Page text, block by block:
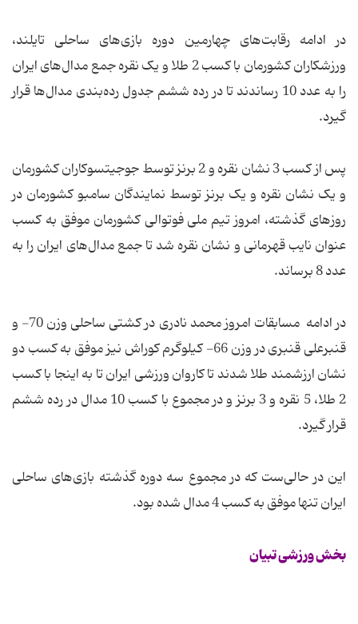
در ادامه رقابت‌های چهارمین دوره بازی‌های ساحلی تایلند،
ورزشکاران کشورمان با کسب 2 طلا و یک نقره جمع مدال‌های ایران
را به عدد 10 رساندند تا در رده ششم جدول رده‌بندی مدال‌ها قرار
گیرد.
پس از کسب 3 نشان نقره و 2 برنز توسط جوجیتسوکاران کشورمان
و یک نشان نقره و یک برنز توسط نمایندگان سامبو کشورمان در
روزهای گذشته، امروز تیم ملی فوتوالی کشورمان موفق به کسب
عنوان نایب قهرمانی و نشان نقره شد تا جمع مدال‌های ایران را به
عدد 8 برساند.
در ادامه مسابقات امروز محمد نادری در کشتی ساحلی وزن 70- و
قنبرعلی قنبری در وزن 66- کیلوگرم کوراش نیز موفق به کسب دو
نشان ارزشمند طلا شدند تا کاروان ورزشی ایران تا به اینجا با کسب
2 طلا، 5 نقره و 3 برنز و در مجموع با کسب 10 مدال در رده ششم
قرار گیرد.
این در حالی‌ست که در مجموع سه دوره گذشته بازی‌های ساحلی
ایران تنها موفق به کسب 4 مدال شده بود.
بخش ورزشی تبیان